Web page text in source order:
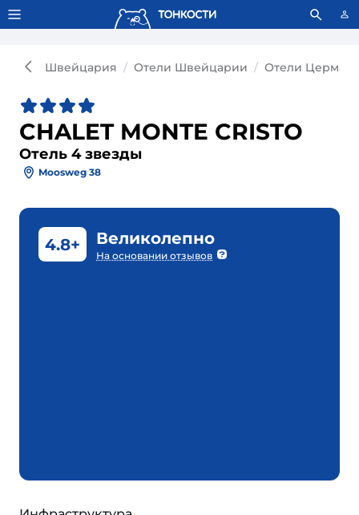
Тонкости используют сookie-файлы. Что это значит?
Швейцария Отели Швейцарии Отели
CHALET MONTE CRISTO
Отель 4 звезды
Moosweg 38
4.8+ Великолепно
На основании отзывов